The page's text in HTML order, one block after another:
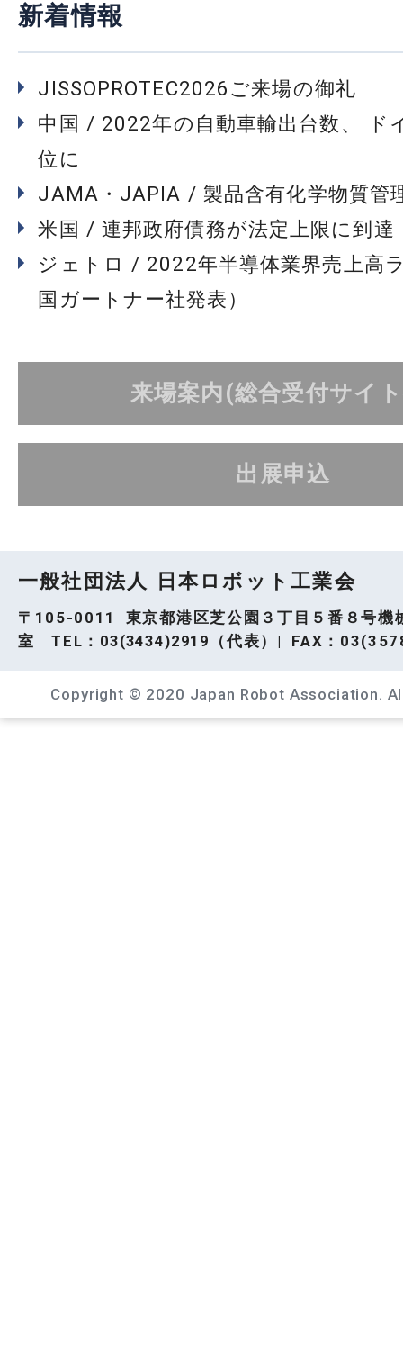
新着情報
JISSOPROTEC2026ご来場の御礼
中国 / 2022年の自動車輸出台数、 ド
位に
JAMA・JAPIA / 製品含有化学物質管
米国 / 連邦政府債務が法定上限に到達
ジェトロ / 2022年半導体業界売上高
国ガートナー社発表）
来場案内(総合受付サイ
出展申込
一般社団法人 日本ロボット工業会
〒105-0011 東京都港区芝公園３丁目５番８号機
室 TEL： 03(3434)2919 （代表）| FAX：
Copyright © 2020 Japan Robot Association.